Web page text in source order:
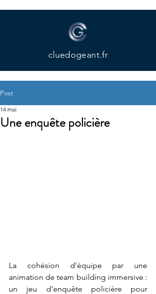
cluedogeant.fr
Post
Une enquête policière
14 mai
La cohésion d'équipe par une
animation de team building immersive :
un jeu d'enquête policière pour